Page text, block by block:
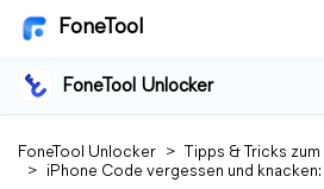
FoneTool
FoneTool Unlocker
FoneTool Unlocker >
Tipps & Tricks
> iPhone Code vergessen und knacken: